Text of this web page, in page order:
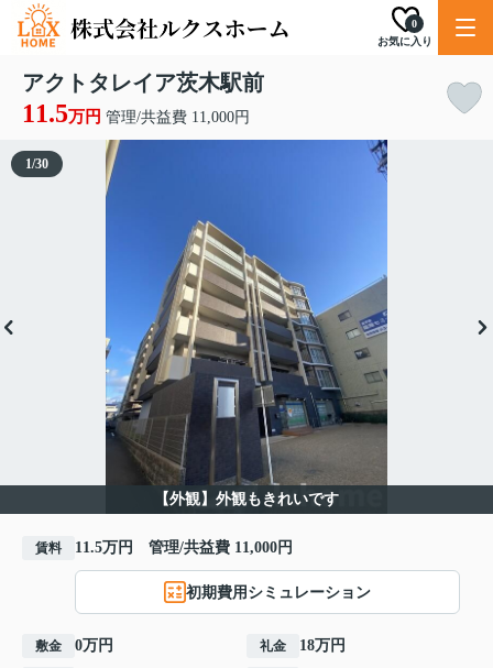
お気に入り
0
アクトタレイア茨木駅前
11.5万円 管理/共益費 11,000円
【外観】外観もきれいです
1/30
賃料 11.5万円 管理/共益費 11,000円
初期費用シミュレーション
敷金 0万円 礼金 18万円